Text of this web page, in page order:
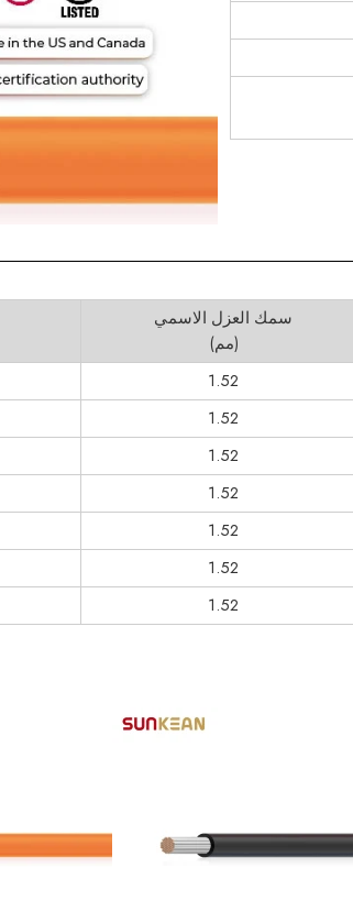
سمك العزل الاسمي
(مم)
1.52
1.52
1.52
1.52
1.52
1.52
1.52